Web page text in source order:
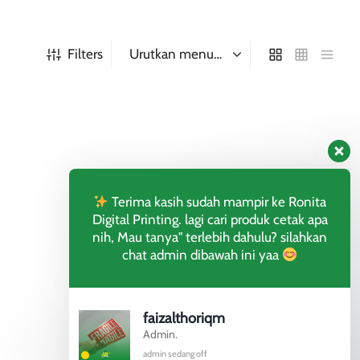
Filters
Terima kasih sudah mampir ke Ronita
Digital Printing. lagi cari produk cetak apa
nih, Mau tanya" terlebih dahulu? silahkan
chat admin dibawah ini yaa
faizalthoriqm
Admin.
admin sedang off